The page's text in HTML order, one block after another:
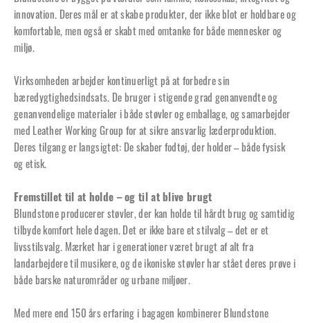
innovation. Deres mål er at skabe produkter, der ikke blot er holdbare og
komfortable, men også er skabt med omtanke for både mennesker og
miljø.
Virksomheden arbejder kontinuerligt på at forbedre sin
bæredygtighedsindsats. De bruger i stigende grad genanvendte og
genanvendelige materialer i både støvler og emballage, og samarbejder
med Leather Working Group for at sikre ansvarlig læderproduktion.
Deres tilgang er langsigtet: De skaber fodtøj, der holder – både fysisk
og etisk.
Fremstillet til at holde – og til at blive brugt
Blundstone producerer støvler, der kan holde til hårdt brug og samtidig
tilbyde komfort hele dagen. Det er ikke bare et stilvalg – det er et
livsstilsvalg. Mærket har i generationer været brugt af alt fra
landarbejdere til musikere, og de ikoniske støvler har stået deres prøve i
både barske naturområder og urbane miljøer.
Med mere end 150 års erfaring i bagagen kombinerer Blundstone